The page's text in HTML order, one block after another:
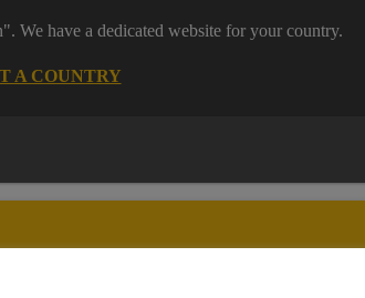
We have a dedicated website for your country.
A COUNTRY